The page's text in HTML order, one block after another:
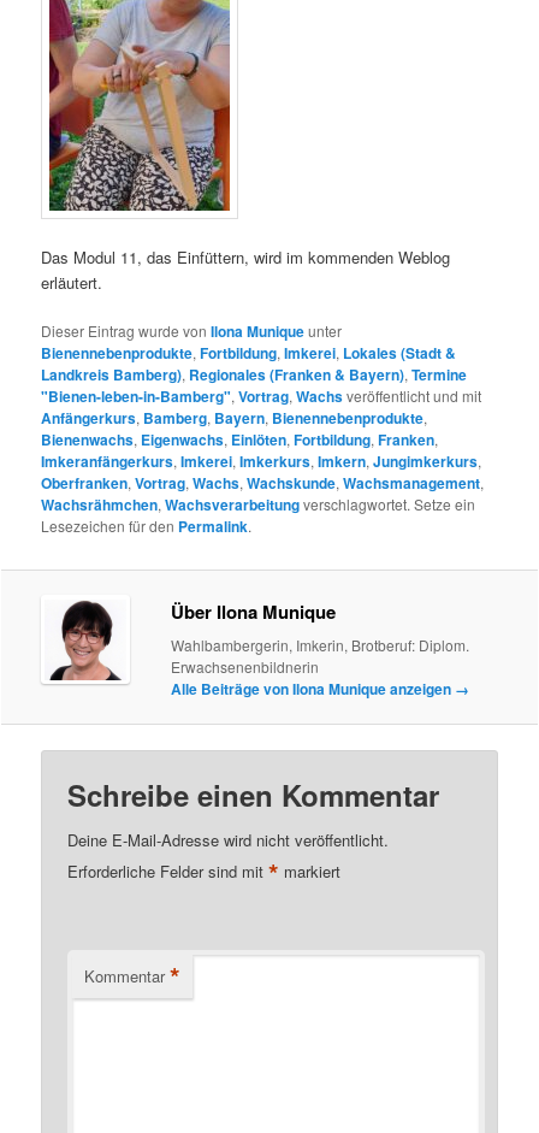
Das Modul 11, das Einfüttern, wird im kommenden Weblog
erläutert.
Dieser Eintrag wurde vonIlona Muniqueunter
Bienennebenprodukte,Fortbildung,Imkerei, Lokales (Stadt &
Landkreis Bamberg), Regionales (Franken & Bayern),Termine
"Bienen-leben-in-Bamberg",Vortrag,Wachsveröffentlicht und mit
Anfängerkurs, Bamberg, Bayern, Bienennebenprodukte,
Bienenwachs, Eigenwachs, Einlöten,Fortbildung,Franken,
Imkeranfängerkurs,Imkerei,Imkerkurs,Imkern,Jungimkerkurs,
Oberfranken,Vortrag,Wachs,Wachskunde,Wachsmanagement,
Wachsrähmchen,Wachsverarbeitungverschlagwortet. Setze ein
Lesezeichen für den Permalink.
Über Ilona Munique
Wahlbambergerin, Imkerin, Brotberuf: Diplom.
Erwachsenenbildnerin
Alle Beiträge von Ilona Munique anzeigen →
Schreibe einen Kommentar
Deine E-Mail-Adresse wird nicht veröffentlicht.
Erforderliche Felder sind mit* markiert
Kommentar *